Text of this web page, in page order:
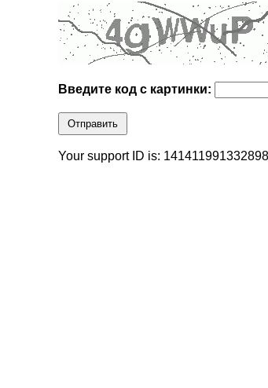
Введите код с картинки:
Отправить
Your support ID is: